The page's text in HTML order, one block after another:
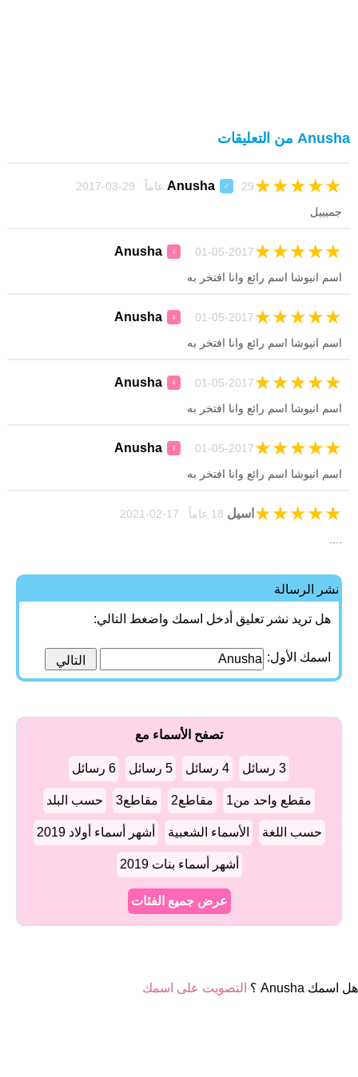
Anusha من التعليقات
Anusha ♂ 29 عاماً 29-03-2017 ★
★
★
★
★
جميييل
Anusha ♀ 01-05-2017 ★
★
★
★
★
اسم انيوشا اسم رائع وانا افتخر به
Anusha ♀ 01-05-2017 ★
★
★
★
★
اسم انيوشا اسم رائع وانا افتخر به
Anusha ♀ 01-05-2017 ★
★
★
★
★
اسم انيوشا اسم رائع وانا افتخر به
Anusha ♀ 01-05-2017 ★
★
★
★
★
اسم انيوشا اسم رائع وانا افتخر به
اسيل ★
★
★
★
★
نشر الرسالة
هل تريد نشر تعليق أدخل اسمك واضغط التالي:
اسمك الأول:
تصفح الأسماء مع
3 رسائل 4 رسائل 5 رسائل 6 رسائل
مقطع واحد من1 مقاطع2 مقاطع3 حسب البلد
حسب اللغة الأسماء الشعبية أشهر أسماء أولاد 2019
أشهر أسماء بنات 2019
عرض جميع الفئات
هل اسمك Anusha ؟ التصويت على اسمك